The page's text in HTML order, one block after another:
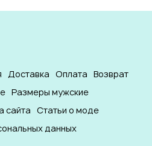
Доставка Оплата Возврат
Размеры мужские
сайта Статьи о моде
данных